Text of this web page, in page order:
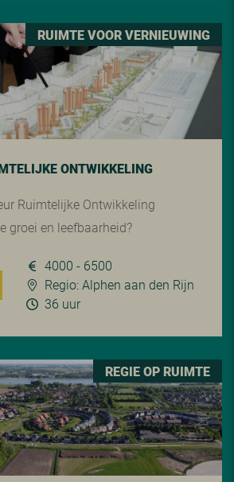
RUIMTE VOOR VERNIEUWING
ONTWIKKELING
Ruimtelijke Ontwikkeling
groei en leefbaarheid?
4000 - 6500
Regio: Alphen aan den Rijn
36 uur
REGIE OP RUIMTE